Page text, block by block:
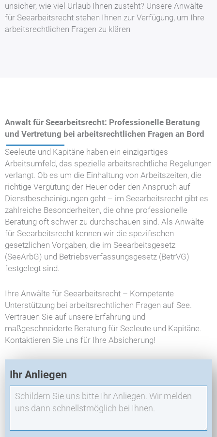
unsicher, wie viel Urlaub Ihnen zusteht? Unsere Anwälte
für Seearbeitsrecht stehen Ihnen zur Verfügung, um Ihre
arbeitsrechtlichen Fragen zu klären
Anwalt für Seearbeitsrecht: Professionelle Beratung
und Vertretung bei arbeitsrechtlichen Fragen an Bord
Seeleute und Kapitäne haben ein einzigartiges
Arbeitsumfeld, das spezielle arbeitsrechtliche Regelungen
verlangt. Ob es um die Einhaltung von Arbeitszeiten, die
richtige Vergütung der Heuer oder den Anspruch auf
Dienstbescheinigungen geht – im Seearbeitsrecht gibt es
zahlreiche Besonderheiten, die ohne professionelle
Beratung oft schwer zu durchschauen sind. Als Anwälte
für Seearbeitsrecht kennen wir die spezifischen
gesetzlichen Vorgaben, die im Seearbeitsgesetz
(SeeArbG) und Betriebsverfassungsgesetz (BetrVG)
festgelegt sind.
Ihre Anwälte für Seearbeitsrecht – Kompetente
Unterstützung bei arbeitsrechtlichen Fragen auf See.
Vertrauen Sie auf unsere Erfahrung und
maßgeschneiderte Beratung für Seeleute und Kapitäne.
Kontaktieren Sie uns für Ihre Absicherung!
X
O
Ihr Anliegen